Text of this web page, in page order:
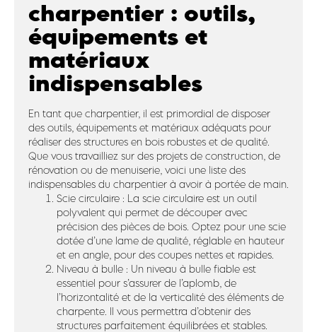
charpentier : outils,
équipements et
matériaux
indispensables
En tant que charpentier, il est primordial de disposer
des outils, équipements et matériaux adéquats pour
réaliser des structures en bois robustes et de qualité.
Que vous travailliez sur des projets de construction, de
rénovation ou de menuiserie, voici une liste des
indispensables du charpentier à avoir à portée de main.
Scie circulaire : La scie circulaire est un outil
polyvalent qui permet de découper avec
précision des pièces de bois. Optez pour une scie
dotée d’une lame de qualité, réglable en hauteur
et en angle, pour des coupes nettes et rapides.
Niveau à bulle : Un niveau à bulle fiable est
essentiel pour s’assurer de l’aplomb, de
l’horizontalité et de la verticalité des éléments de
charpente. Il vous permettra d’obtenir des
structures parfaitement équilibrées et stables.